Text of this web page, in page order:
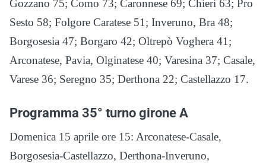
Gozzano 75; Como 73; Caronnese 69; Chieri 63; Pro
Sesto 58; Folgore Caratese 51; Inveruno, Bra 48;
Borgosesia 47; Borgaro 42; Oltrepò Voghera 41;
Arconatese, Pavia, Olginatese 40; Varesina 37; Casale,
Varese 36; Seregno 35; Derthona 22; Castellazzo 17.
Programma 35° turno girone A
Domenica 15 aprile ore 15: Arconatese-Casale,
Borgosesia-Castellazzo, Derthona-Inveruno,